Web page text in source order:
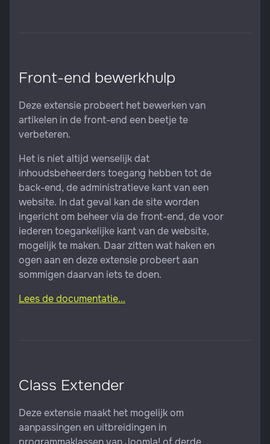
Front-end bewerkhulp
Deze extensie probeert het bewerken van
artikelen in de front-end een beetje te
verbeteren.
Het is niet altijd wenselijk dat
inhoudsbeheerders toegang hebben tot de
back-end, de administratieve kant van een
website. In dat geval kan de site worden
ingericht om beheer via de front-end, de voor
iederen toegankelijke kant van de website,
mogelijk te maken. Daar zitten wat haken en
ogen aan en deze extensie probeert aan
sommigen daarvan iets te doen.
Lees de documentatie...
Class Extender
Deze extensie maakt het mogelijk om
aanpassingen en uitbreidingen in